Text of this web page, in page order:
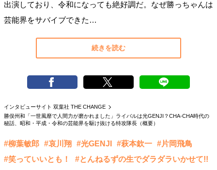
重圧との向き合い方 一流のルーティン
20代の現在地
忘れられない言葉
ライフスタイル・生き方
パートナーとの歩み方
親になるということ
熱狂できるもの
一生モノの愛用品
私を彩るエッセンス
60代のネクストステージ
出演しており、令和になっても絶好調だ。なぜ勝っちゃんは
芸能界をサバイブできた…
続きを読む
インタビューサイト 双葉社 THE CHANGE
勝俣州和「一世風靡で人間力が磨かれました」ライバルは光GENJI？CHA-CHA時代の
秘話、昭和・平成・令和の芸能界を駆け抜ける特攻隊長（概要）
#柳葉敏郎 #哀川翔 #光GENJI #萩本欽一 #片岡飛鳥
#笑っていいとも！
#とんねるずの生でダラダラいかせて!!